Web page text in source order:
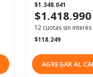
$1.348.041
$1.418.990
12 cuotas sin interés
$118.249
AGREGAR AL